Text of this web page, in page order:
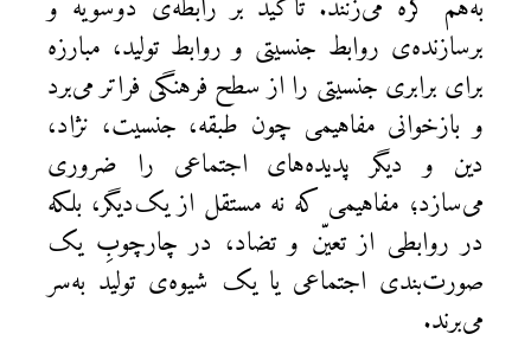
برسازنده‌ی روابط جنسیتی و روابط تولید، مبارزه
برای برابری جنسیتی را از سطح فرهنگی فراتر می‌برد
و بازخوانی مفاهیمی چون طبقه، جنسیت، نژاد،
دین و دیگر پدیده‌های اجتماعی را ضروری
می‌سازد؛ مفاهیمی که نه مستقل از یک‌دیگر، بلکه
در روابطی از تعیّن و تضاد، در چارچوبِ یک
صورت‌بندی اجتماعی یا یک شیوه‌ی تولید به‌سر
می‌برند.